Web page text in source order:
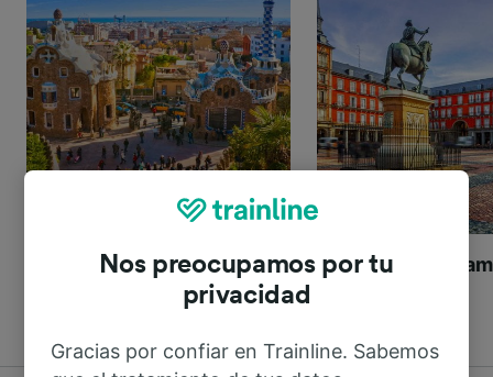
Madrid a Barcelona
Málaga-María
Nos preocupamos por tu
privacidad
Gracias por confiar en Trainline. Sabemos